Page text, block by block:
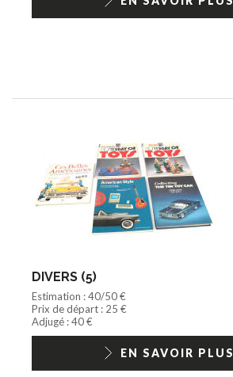
DIVERS (5)
Estimation : 40/50 €
Prix de départ : 25 €
Adjugé : 40 €
EN SAVOIR PLUS